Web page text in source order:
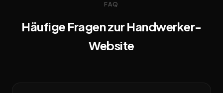
FAQ
Häufige Fragen zur Handwerker-
Website